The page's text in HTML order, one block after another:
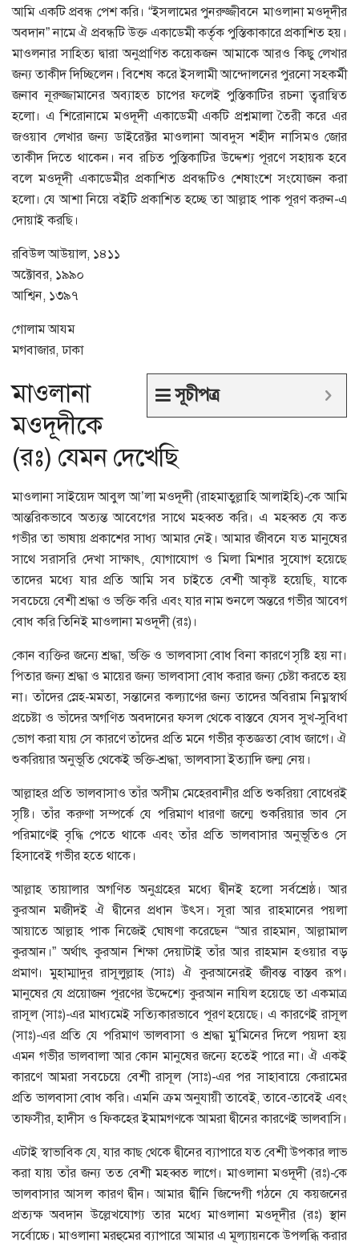
আমি একটি প্রবন্ধ পেশ করি। “ইসলামের পুনরুজ্জীবনে মাওলানা মওদূদীর
অবদান” নামে ঐ প্রবন্ধটি উক্ত একাডেমী কর্তৃক পুস্তিকাকারে প্রকাশিত হয়।
মাওলনার সাহিত্য দ্বারা অনুপ্রাণিত কয়েকজন আমাকে আরও কিছু লেখার
জন্য তাকীদ দিচ্ছিলেন। বিশেষ করে ইসলামী আন্দোলনের পুরনো সহকর্মী
জনাব নূরুজ্জামানের অব্যাহত চাপের ফলেই পুস্তিকাটির রচনা ত্বরান্বিত
হলো। এ শিরোনামে মওদূদী একাডেমী একটি প্রশ্নমালা তৈরী করে এর
জওয়াব লেখার জন্য ডাইরেক্টর মাওলানা আবদুস শহীদ নাসিমও জোর
তাকীদ দিতে থাকেন। নব রচিত পুস্তিকাটির উদ্দেশ্য পূরণে সহায়ক হবে
বলে মওদূদী একাডেমীর প্রকাশিত প্রবন্ধটিও শেষাংশে সংযোজন করা
হলো। যে আশা নিয়ে বইটি প্রকাশিত হচ্ছে তা আল্লাহ পাক পূরণ করুন-এ
দোয়াই করছি।
রবিউল আউয়াল, ১৪১১
অক্টোবর, ১৯৯০
আশ্বিন, ১৩৯৭
গোলাম আযম
মগবাজার, ঢাকা
সূচীপত্র
মাওলানা
মওদূদীকে
(রঃ) যেমন দেখেছি
মাওলানা সাইয়েদ আবুল আ’লা মওদূদী (রাহমাতুল্লাহি আলাইহি)-কে আমি
আন্তরিকভাবে অত্যন্ত আবেগের সাথে মহব্বত করি। এ মহব্বত যে কত
গভীর তা ভাষায় প্রকাশের সাধ্য আমার নেই। আমার জীবনে যত মানুষের
সাথে সরাসরি দেখা সাক্ষাৎ, যোগাযোগ ও মিলা মিশার সুযোগ হয়েছে
তাদের মধ্যে যার প্রতি আমি সব চাইতে বেশী আকৃষ্ট হয়েছি, যাকে
সবচেয়ে বেশী শ্রদ্ধা ও ভক্তি করি এবং যার নাম শুনলে অন্তরে গভীর আবেগ
বোধ করি তিনিই মাওলানা মওদূদী (রঃ)।
কোন ব্যক্তির জন্যে শ্রদ্ধা, ভক্তি ও ভালবাসা বোধ বিনা কারণে সৃষ্টি হয় না।
পিতার জন্য শ্রদ্ধা ও মায়ের জন্য ভালবাসা বোধ করার জন্য চেষ্টা করতে হয়
না। তাঁদের স্নেহ-মমতা, সন্তানের কল্যাণের জন্য তাদের অবিরাম নিম্নস্বার্থ
প্রচেষ্টা ও ভাঁদের অগণিত অবদানের ফসল থেকে বাস্তবে যেসব সুখ-সুবিধা
ভোগ করা যায় সে কারণে তাঁদের প্রতি মনে গভীর কৃতজ্ঞতা বোধ জাগে। ঐ
শুকরিয়ার অনুভূতি থেকেই ভক্তি-শ্রদ্ধা, ভালবাসা ইত্যাদি জন্ম নেয়।
আল্লাহর প্রতি ভালবাসাও তাঁর অসীম মেহেরবানীর প্রতি শুকরিয়া বোধেরই
সৃষ্টি। তাঁর করুণা সম্পর্কে যে পরিমাণ ধারণা জন্মে শুকরিয়ার ভাব সে
পরিমাণেই বৃদ্ধি পেতে থাকে এবং তাঁর প্রতি ভালবাসার অনুভূতিও সে
হিসাবেই গভীর হতে থাকে।
আল্লাহ তায়ালার অগণিত অনুগ্রহের মধ্যে দ্বীনই হলো সর্বশ্রেষ্ঠ। আর
কুরআন মজীদই ঐ দ্বীনের প্রধান উৎস। সূরা আর রাহমানের পয়লা
আয়াতে আল্লাহ পাক নিজেই ঘোষণা করেছেন “আর রাহমান, আল্লামাল
কুরআন।” অর্থাৎ কুরআন শিক্ষা দেয়াটাই তাঁর আর রাহমান হওয়ার বড়
প্রমাণ। মুহাম্মাদুর রাসূলুল্লাহ (সাঃ) ঐ কুরআনেরই জীবন্ত বাস্তব রূপ।
মানুষের যে প্রয়োজন পূরণের উদ্দেশ্যে কুরআন নাযিল হয়েছে তা একমাত্র
রাসূল (সাঃ)-এর মাধ্যমেই সত্যিকারভাবে পূরণ হয়েছে। এ কারণেই রাসূল
(সাঃ)-এর প্রতি যে পরিমাণ ভালবাসা ও শ্রদ্ধা মু’মিনের দিলে পয়দা হয়
এমন গভীর ভালবালা আর কোন মানুষের জন্যে হতেই পারে না। ঐ একই
কারণে আমরা সবচেয়ে বেশী রাসূল (সাঃ)-এর পর সাহাবায়ে কেরামের
প্রতি ভালবাসা বোধ করি। এমনি ক্রম অনুযায়ী তাবেই, তাবে-তাবেই এবং
তাফসীর, হাদীস ও ফিকহের ইমামগণকে আমরা দ্বীনের কারণেই ভালবাসি।
এটাই স্বাভাবিক যে, যার কাছ থেকে দ্বীনের ব্যাপারে যত বেশী উপকার লাভ
করা যায় তাঁর জন্য তত বেশী মহব্বত লাগে। মাওলানা মওদূদী (রঃ)-কে
ভালবাসার আসল কারণ দ্বীন। আমার দ্বীনি জিন্দেগী গঠনে যে কয়জনের
প্রত্যক্ষ অবদান উল্লেখযোগ্য তার মধ্যে মাওলানা মওদূদীর (রঃ) স্থান
সর্বোচ্চে। মাওলানা মরহুমের ব্যাপারে আমার এ মূল্যায়নকে উপলব্ধি করার